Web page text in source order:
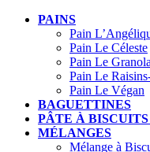
PAINS
Pain
Pain Le Céleste
Pain Le Granola
Pain Le
Pain Le Végan
BAGUETTINES
PÂTE À
MÉLANGES
Mélange à